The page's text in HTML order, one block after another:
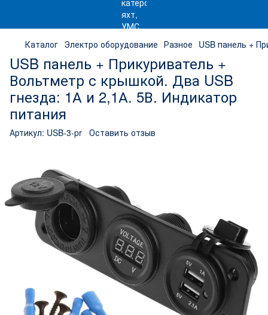
Каталог Электро оборудование Разное USB панель +
USB панель + Прикуриватель +
Вольтметр с крышкой. Два USB
гнезда: 1А и 2,1А. 5В. Индикатор
питания
Артикул: USB-3-pr Оставить отзыв